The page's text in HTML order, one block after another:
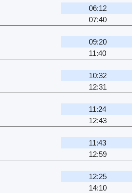
06:12
07:40
09:20
11:40
10:32
12:31
11:24
12:43
11:43
12:59
12:25
14:10